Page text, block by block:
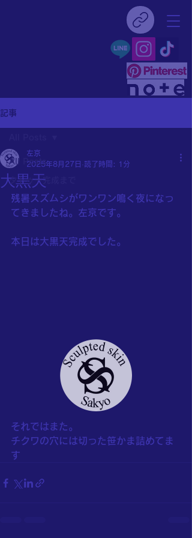
記事
All Posts
タトゥー完成まで
大黒天
左京
2025年8月27日 読了時間: 1分
残暑スズムシがワンワン鳴く夜になっ
てきましたね。左京です。
本日は大黒天完成でした。
それではまた。
チクワの穴には切った笹かま詰めてま
す